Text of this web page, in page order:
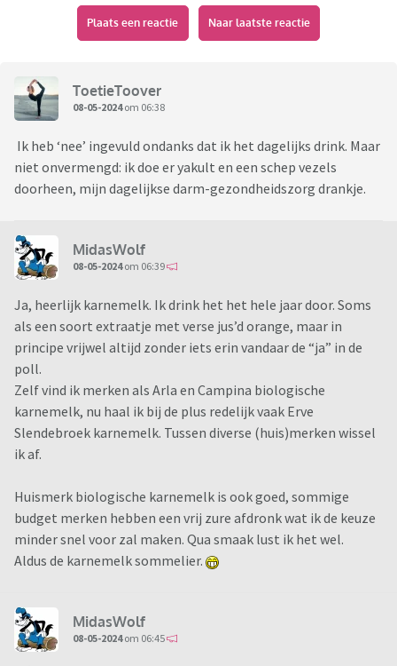
Plaats een reactie Naar laatste reactie
ToetieToover
08-05-2024om 06:38
Ik heb ‘nee’ ingevuld ondanks dat ik het dagelijks drink. Maar
niet onvermengd: ik doe er yakult en een schep vezels
doorheen, mijn dagelijkse darm-gezondheidszorg drankje.
MidasWolf
08-05-2024om 06:39
Ja, heerlijk karnemelk. Ik drink het het hele jaar door. Soms
als een soort extraatje met verse jus’d orange, maar in
principe vrijwel altijd zonder iets erin vandaar de “ja” in de
poll.
Zelf vind ik merken als Arla en Campina biologische
karnemelk, nu haal ik bij de plus redelijk vaak Erve
Slendebroek karnemelk. Tussen diverse (huis)merken wissel
ik af.
Huismerk biologische karnemelk is ook goed, sommige
budget merken hebben een vrij zure afdronk wat ik de keuze
minder snel voor zal maken. Qua smaak lust ik het wel.
Aldus de karnemelk sommelier.
MidasWolf
08-05-2024om 06:45